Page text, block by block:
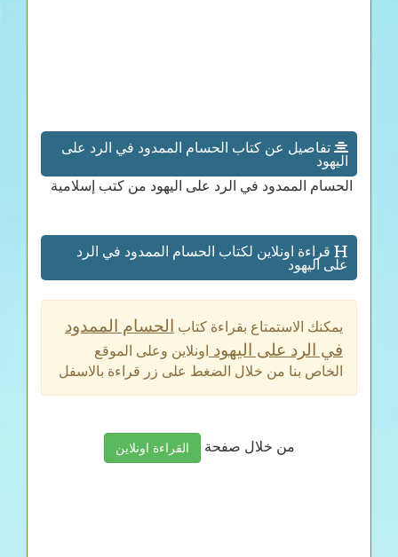
تفاصيل عن كتاب الحسام الممدود في الرد على
اليهود
الحسام الممدود في الرد على اليهود من كتب إسلامية
قراءة اونلاين لكتاب الحسام الممدود في الرد
على اليهود
يمكنك الاستمتاع بقراءة كتاب
الحسام الممدود
في الرد على اليهود
اونلاين وعلى الموقع
الخاص بنا من خلال الضغط على زر قراءة بالاسفل
من خلال صفحة القراءة اونلاين